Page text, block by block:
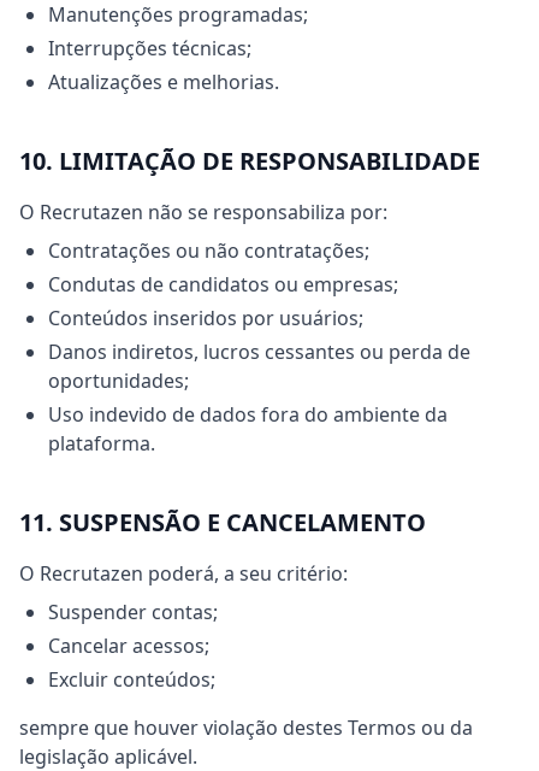
Manutenções programadas;
Interrupções técnicas;
Atualizações e melhorias.
10. LIMITAÇÃO DE RESPONSABILIDADE
O Recrutazen não se responsabiliza por:
Contratações ou não contratações;
Condutas de candidatos ou empresas;
Conteúdos inseridos por usuários;
Danos indiretos, lucros cessantes ou perda de
oportunidades;
Uso indevido de dados fora do ambiente da
plataforma.
11. SUSPENSÃO E CANCELAMENTO
O Recrutazen poderá, a seu critério:
Suspender contas;
Cancelar acessos;
Excluir conteúdos;
sempre que houver violação destes Termos ou da
legislação aplicável.